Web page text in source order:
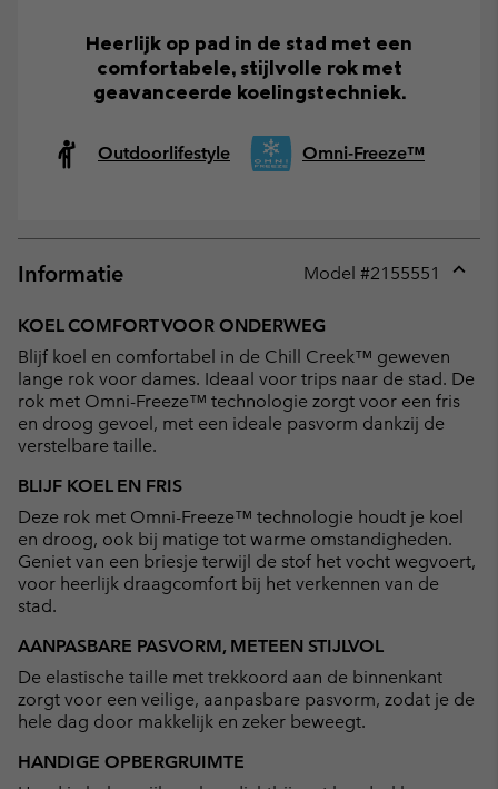
Heerlijk op pad in de stad met een
comfortabele, stijlvolle rok met
geavanceerde koelingstechniek.
Outdoorlifestyle Omni-Freeze™
Informatie Model #2155551
KOEL COMFORT VOOR ONDERWEG
Blijf koel en comfortabel in de Chill Creek™ geweven
lange rok voor dames. Ideaal voor trips naar de stad. De
rok met Omni-Freeze™ technologie zorgt voor een fris
en droog gevoel, met een ideale pasvorm dankzij de
verstelbare taille.
BLIJF KOEL EN FRIS
Deze rok met Omni-Freeze™ technologie houdt je koel
en droog, ook bij matige tot warme omstandigheden.
Geniet van een briesje terwijl de stof het vocht wegvoert,
voor heerlijk draagcomfort bij het verkennen van de
stad.
AANPASBARE PASVORM, METEEN STIJLVOL
De elastische taille met trekkoord aan de binnenkant
zorgt voor een veilige, aanpasbare pasvorm, zodat je de
hele dag door makkelijk en zeker beweegt.
HANDIGE OPBERGRUIMTE